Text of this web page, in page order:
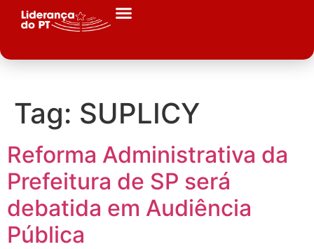
Tag: SUPLICY
Reforma Administrativa da
Prefeitura de SP será
debatida em Audiência
Pública